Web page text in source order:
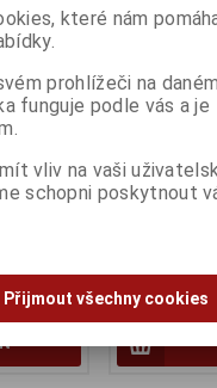
2A
24V
MikroTik
Termín dodání
Napájecí
165 Kč (bez
které nám
prohlížeči na daném
funguje podle vás a je
vliv na vaši
schopni poskytnout
Přijmout všechny cookies